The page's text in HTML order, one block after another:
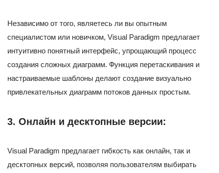
Независимо от того, являетесь ли вы опытным
специалистом или новичком, Visual Paradigm предлагает
интуитивно понятный интерфейс, упрощающий процесс
создания сложных диаграмм. Функция перетаскивания и
настраиваемые шаблоны делают создание визуально
привлекательных диаграмм потоков данных простым.
3. Онлайн и десктопные версии:
Visual Paradigm предлагает гибкость как онлайн, так и
десктопных версий, позволяя пользователям выбирать